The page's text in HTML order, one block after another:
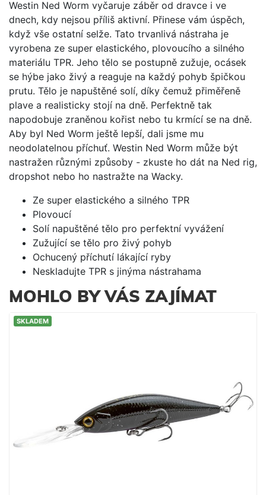
Westin Ned Worm vyčaruje záběr od dravce i ve
dnech, kdy nejsou příliš aktivní. Přinese vám úspěch,
když vše ostatní selže. Tato trvanlivá nástraha je
vyrobena ze super elastického, plovoucího a silného
materiálu TPR. Jeho tělo se postupně zužuje, ocásek
se hýbe jako živý a reaguje na každý pohyb špičkou
prutu. Tělo je napuštěné solí, díky čemuž přiměřeně
plave a realisticky stojí na dně. Perfektně tak
napodobuje zraněnou kořist nebo tu krmící se na dně.
Aby byl Ned Worm ještě lepší, dali jsme mu
neodolatelnou příchuť. Westin Ned Worm může být
nastražen různými způsoby - zkuste ho dát na Ned rig,
dropshot nebo ho nastražte na Wacky.
Ze super elastického a silného TPR
Plovoucí
Solí napuštěné tělo pro perfektní vyvážení
Zužující se tělo pro živý pohyb
Ochucený příchutí lákající ryby
Neskladujte TPR s jinýma nástrahama
MOHLO BY VÁS ZAJÍMAT
SKLADEM